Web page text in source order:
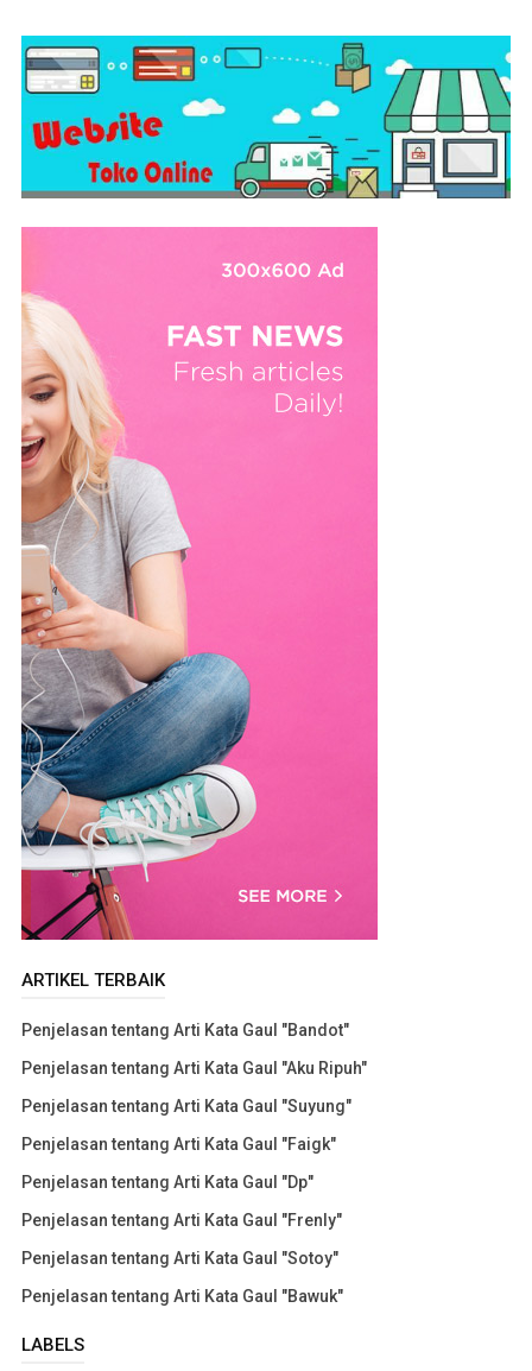
ARTIKEL TERBAIK
Penjelasan tentang Arti Kata Gaul "Bandot"
Penjelasan tentang Arti Kata Gaul "Aku Ripuh"
Penjelasan tentang Arti Kata Gaul "Suyung"
Penjelasan tentang Arti Kata Gaul "Faigk"
Penjelasan tentang Arti Kata Gaul "Dp"
Penjelasan tentang Arti Kata Gaul "Frenly"
Penjelasan tentang Arti Kata Gaul "Sotoy"
Penjelasan tentang Arti Kata Gaul "Bawuk"
LABELS